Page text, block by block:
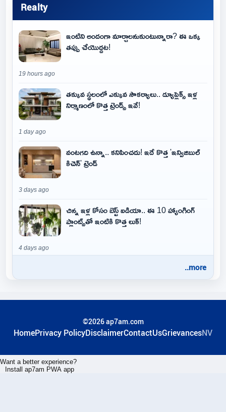
Realty
ఇంటిని అందంగా మార్చాలనుకుంటున్నారా? ఈ ఒక్క
తప్పు చేయొద్దట!
19 hours ago
తక్కువ స్థలంలో ఎక్కువ సౌకర్యాలు.. డ్యూప్లెక్స్ ఇళ్ల
నిర్మాణంలో కొత్త ట్రెండ్స్ ఇవే!
1 day ago
వంటగది ఉన్నా.. కనిపించదు! ఇదే కొత్త 'ఇన్విజిబుల్
కిచెన్' ట్రెండ్
3 days ago
చిన్న ఇళ్ల కోసం బెస్ట్ ఐడియా.. ఈ 10 హ్యాంగింగ్
ప్లాంట్స్‌తో ఇంటికి కొత్త లుక్!
4 days ago
..more
©2026 ap7am.com
HomePrivacy PolicyDisclaimerContactUsGrievancesNV
Want a better experience?
Install ap7am PWA app